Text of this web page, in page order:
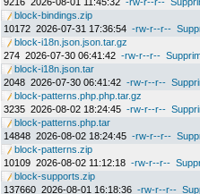
block-bindings.zip
10172 2026-07-31 17:36:54 -rw-r--r--
block-i18n.json.json.tar.gz
274 2026-07-30 06:41:42 -rw-r--r--
block-i18n.json.tar
2048 2026-07-30 06:41:42 -rw-r--r--
block-patterns.php.php.tar.gz
3235 2026-08-02 18:24:45 -rw-r--r--
block-patterns.php.tar
14848 2026-08-02 18:24:45 -rw-r--r--
block-patterns.zip
10109 2026-08-02 11:12:18 -rw-r--r--
block-supports.zip
137660 2026-08-01 16:18:36 -rw-r--r--